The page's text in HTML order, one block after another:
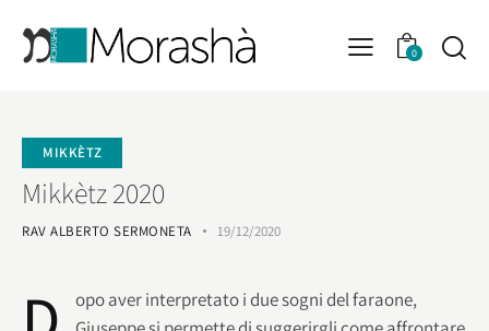
0
MIKKÈTZ
Mikkètz 2020
RAV ALBERTO SERMONETA 19/12/2020
opo aver interpretato i due sogni del faraone,